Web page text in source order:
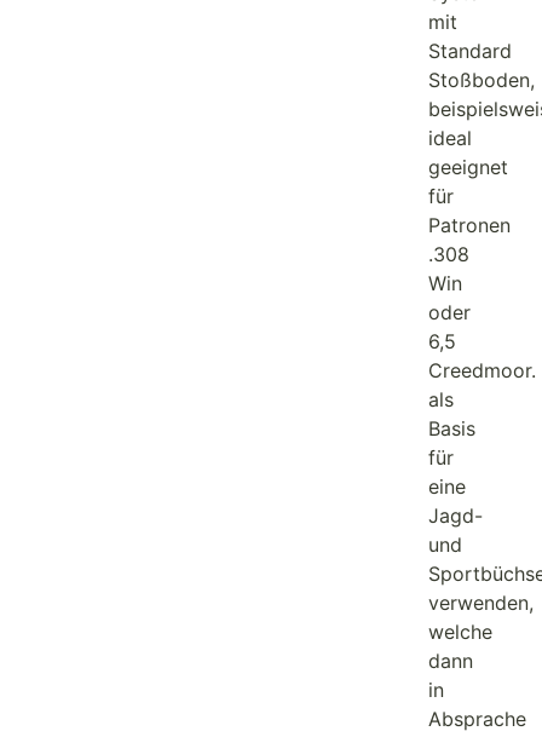
mit
Standard
Stoßboden,
ideal
geeignet
für
Patronen
.308
Win
oder
6,5
Creedmoor.
als
Basis
für
eine
Jagd-
und
verwenden,
welche
dann
in
Absprache